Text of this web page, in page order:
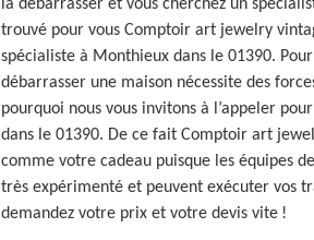
la débarrasser et vous cherchez un
trouvé pour vous Comptoir art jewelry
spécialiste à Monthieux dans le 01390.
débarrasser une maison nécessite des
pourquoi nous vous invitons à l’appeler
dans le 01390. De ce fait Comptoir art
comme votre cadeau puisque les équipes
très expérimenté et peuvent exécuter vos
demandez votre prix et votre devis vite !